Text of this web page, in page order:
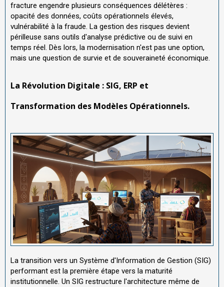
fracture engendre plusieurs conséquences délétères :
opacité des données, coûts opérationnels élevés,
vulnérabilité à la fraude. La gestion des risques devient
périlleuse sans outils d'analyse prédictive ou de suivi en
temps réel. Dès lors, la modernisation n'est pas une option,
mais une question de survie et de souveraineté économique.
La Révolution Digitale : SIG, ERP et
Transformation des Modèles Opérationnels.
La transition vers un Système d'Information de Gestion (SIG)
performant est la première étape vers la maturité
institutionnelle. Un SIG restructure l'architecture même de